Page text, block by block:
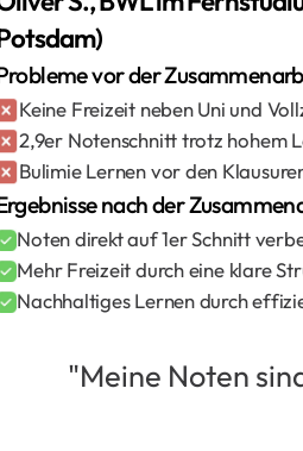
vor der
Keine Freizeit neben Uni und
2,9er Notenschnitt trotz hohem
Bulimie Lernen vor den
nach der
Noten direkt auf 1er Schnitt
Mehr Freizeit durch eine klare
Nachhaltiges Lernen durch
"Meine Noten